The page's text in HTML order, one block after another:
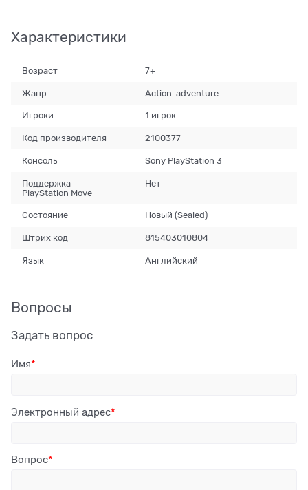
Характеристики
Возраст 7+
Жанр Action-adventure
Игроки 1 игрок
Код производителя 2100377
Консоль Sony PlayStation 3
Поддержка
PlayStation Move
Нет
Состояние Новый (Sealed)
Штрих код 815403010804
Язык Английский
Вопросы
Задать вопрос
Имя
Электронный адрес
Вопрос